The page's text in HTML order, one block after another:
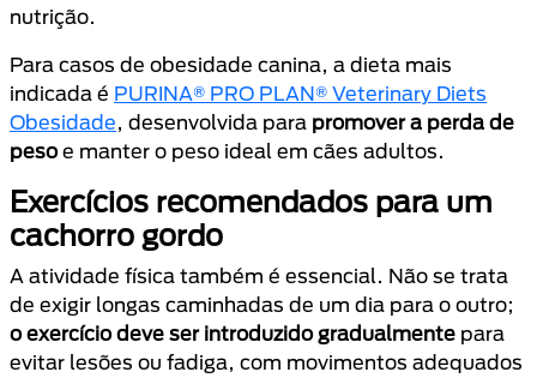
nutrição.
Para casos de obesidade canina, a dieta mais
indicada é PURINA® PRO PLAN® Veterinary Diets
Obesidade, desenvolvida para promover a perda de
pesoe manter o peso ideal em cães adultos.
Exercícios recomendados para um
cachorro gordo
A atividade física também é essencial. Não se trata
de exigir longas caminhadas de um dia para o outro;
o exercício deve ser introduzido gradualmente para
evitar lesões ou fadiga, com movimentos adequados